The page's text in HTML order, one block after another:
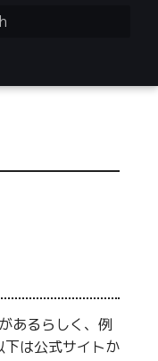
あるらしく、例
は公式サイトか